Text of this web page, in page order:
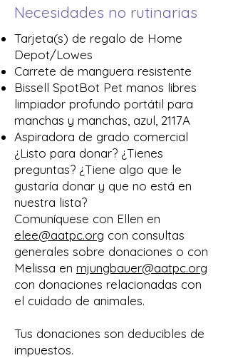
Necesidades no rutinarias
Tarjeta(s) de regalo de Home
Depot/Lowes
Carrete de manguera resistente
Bissell SpotBot Pet manos libres
limpiador profundo portátil para
manchas y manchas, azul, 2117A
Aspiradora de grado comercial
¿Listo para donar? ¿Tienes
preguntas? ¿Tiene algo que le
gustaría donar y que no está en
nuestra lista?
Comuníquese con Ellen en
elee@aatpc.org con consultas
generales sobre donaciones o con
Melissa en mjungbauer@aatpc.org
con donaciones relacionadas con
el cuidado de animales.
Tus donaciones son deducibles de
impuestos.